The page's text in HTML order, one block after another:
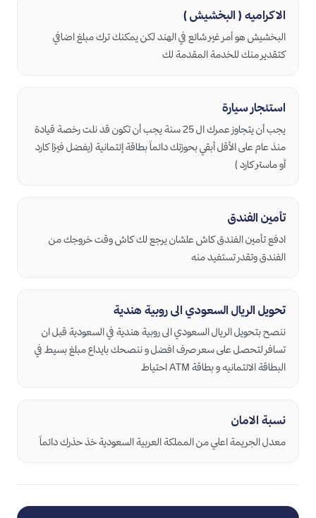
الاكراميه ( البخشيش )
البخشيش هو أمر غير شائع في الهند لكن يمكنك ترك مبلغ اضافي
كتقدير منك للخدمة المقدمة لك
استئجار سيارة
يجب أن يتجاوز عمرك ال 25 سنة يجب أن تكون قد نلت رخصة قيادة
منذ عام على الأقل أبقي بحوزتك دائماً بطاقة إئتمانية (يفضل فيزا كارد
أو ماستر كارد )
تأمين الفندق
ادفع تأمين الفندق كاش علشان يرجع لك كاش وقت خروجك من
الفندق وتقدر تستفيد منه
تحويل الريال السعودي الى روبية هندية
ننصح بتحويل الريال السعودي الى روبية هندية في السعودية قبل ان
تسافر لتحصل على سعر صرف افضل و ننصحك بايداع مبلغ بسيط في
البطاقة الائتمانيه و بطاقة ATM احتياط
نسبة الامان
معدل الجريمة اعلي من المملكة العربية السعودية خذ حذرك دائماً